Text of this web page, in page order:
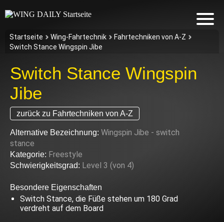
Startseite Wing-Fahrtechnik
Fahrtechniken von A-Z
Switch Stance Wingspin Jibe
Switch Stance Wingspin
Jibe
zurück zu Fahrtechniken von A-Z
Alternative Bezeichnung: Wingspin Jibe - switch
stance
Kategorie: Freestyle
Schwierigkeitsgrad: Level 3 (von 4)
Besondere Eigenschaften
Switch Stance, die Füße stehen um 180 Grad
verdreht auf dem Board